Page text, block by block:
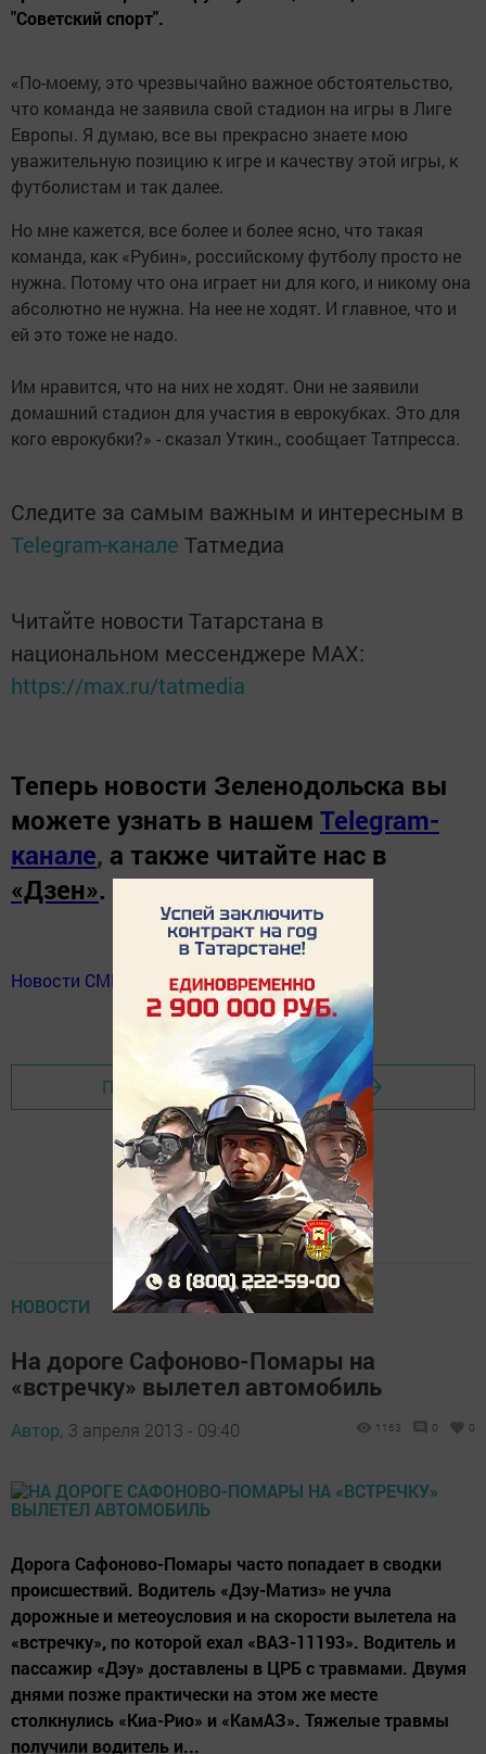
"Советский спорт".
«По-моему, это чрезвычайно важное обстоятельство,
что команда не заявила свой стадион на игры в Лиге
Европы. Я думаю, все вы прекрасно знаете мою
уважительную позицию к игре и качеству этой игры, к
футболистам и так далее.
Но мне кажется, все более и более ясно, что такая
команда, как «Рубин», российскому футболу просто не
нужна. Потому что она играет ни для кого, и никому она
абсолютно не нужна. На нее не ходят. И главное, что и
ей это тоже не надо.
Им нравится, что на них не ходят. Они не заявили
домашний стадион для участия в еврокубках. Это для
кого еврокубки?» - сказал Уткин., сообщает Татпресса.
Следите за самым важным и интересным в
Telegram-канале Татмедиа
Читайте новости Татарстана в
национальном мессенджере MАХ:
https://max.ru/tatmedia
Теперь новости Зеленодольска вы
можете узнать в нашем Telegram-
канале, а также читайте нас в
«Дзен».
Новости СМИ2
Перейти на страницу новости
НОВОСТИ
На дороге Сафоново-Помары на
«встречку» вылетел автомобиль
Автор, 3 апреля 2013 - 09:40 1163 0 0
Дорога Сафоново-Помары часто попадает в сводки
происшествий. Водитель «Дэу-Матиз» не учла
дорожные и метеоусловия и на скорости вылетела на
«встречку», по которой ехал «ВАЗ-11193». Водитель и
пассажир «Дэу» доставлены в ЦРБ с травмами. Двумя
днями позже практически на этом же месте
столкнулись «Киа-Рио» и «КамАЗ». Тяжелые травмы
получили водитель и...